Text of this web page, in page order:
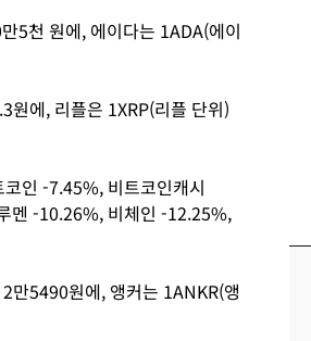
5천 원에, 에이다는 1ADA(에이
에, 리플은 1XRP(리플 단위)
인 -7.45%, 비트코인캐시
멘 -10.26%, 비체인 -12.25%,
만5490원에, 앵커는 1ANKR(앵